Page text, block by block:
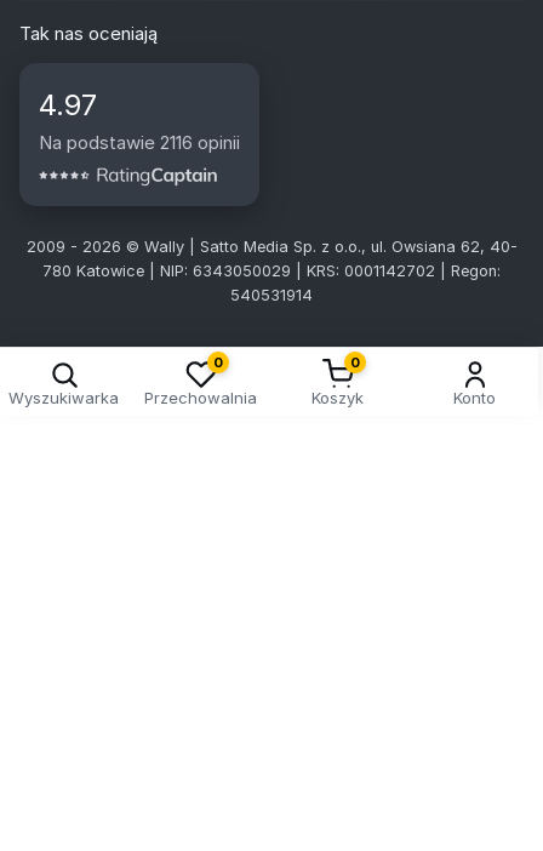
Tak nas oceniają
4.97
Na podstawie 2116 opinii
2009 - 2026 © Wally | Satto Media Sp. z o.o., ul. Owsiana 62, 40-
780 Katowice | NIP: 6343050029 | KRS: 0001142702 | Regon:
540531914
Wyszukiwarka
0
Przechowalnia
0
Koszyk Konto